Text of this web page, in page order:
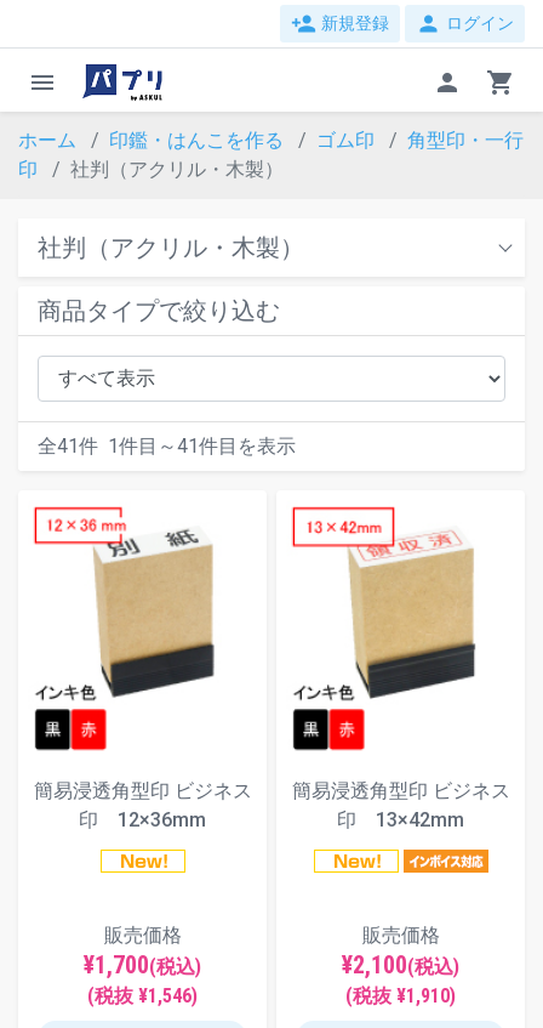
person_add 新規登録 person ログイン
menu person shopping_cart
ホーム 印鑑・はんこを作る ゴム印
角型印・一行
印
社判（アクリル・木製）
社判（アクリル・木製）
商品タイプで絞り込む
全41件 1件目～41件目を表示
簡易浸透角型印 ビジネス
印 12×36mm
販売価格
¥1,700(税込)
(税抜 ¥1,546)
簡易浸透角型印 ビジネス
印 13×42mm
販売価格
¥2,100(税込)
(税抜 ¥1,910)